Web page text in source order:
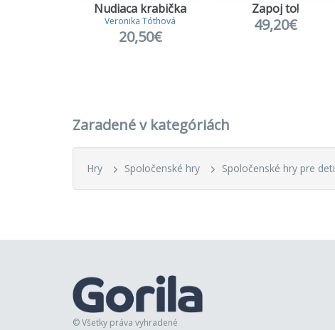
Nudiaca krabička
Veronika Tóthová
20,50€
Zapoj to!
49,20€
Zaradené v kategóriách
Hry Spoločenské hry Spoločenské hry pre deti
© Všetky práva vyhradené